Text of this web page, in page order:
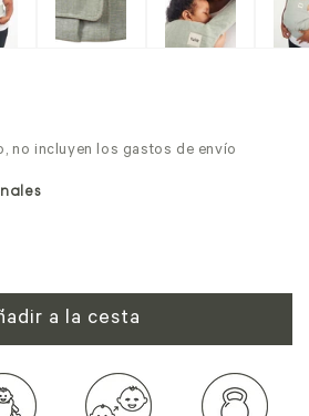
no incluyen los gastos de envío
a la cesta